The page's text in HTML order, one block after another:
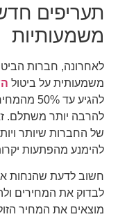
תעריפים
משמעותיות
לאחרונה, חברות
משמעותית על ביטול
להגיע עד
להרבה יותר משתלם.
של החברות שיותר
להימנע מהפתעות
חשוב לדעת שהנחות
לבדוק את המחירים
מוצאים את המחיר